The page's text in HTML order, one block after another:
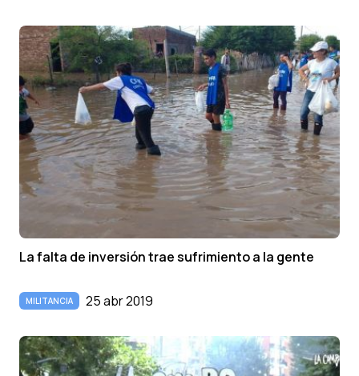
La falta de inversión trae sufrimiento a la gente
MILITANCIA 25 abr 2019